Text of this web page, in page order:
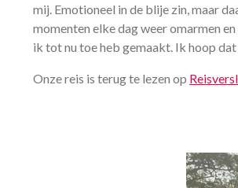
mij. Emotioneel in de blije zin, maar
momenten elke dag weer omarmen
ik tot nu toe heb gemaakt. Ik hoop
Onze reis is terug te lezen op